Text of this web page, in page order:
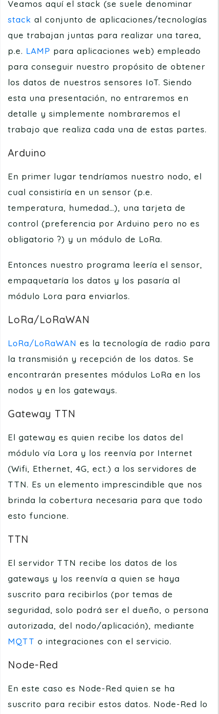
Veamos aquí el stack (se suele denominar
stack al conjunto de aplicaciones/tecnologías
que trabajan juntas para realizar una tarea,
p.e. LAMP para aplicaciones web) empleado
para conseguir nuestro propósito de obtener
los datos de nuestros sensores IoT. Siendo
esta una presentación, no entraremos en
detalle y simplemente nombraremos el
trabajo que realiza cada una de estas partes.
Arduino
En primer lugar tendríamos nuestro nodo, el
cual consistiría en un sensor (p.e.
temperatura, humedad…), una tarjeta de
control (preferencia por Arduino pero no es
obligatorio ?) y un módulo de LoRa.
Entonces nuestro programa leería el sensor,
empaquetaría los datos y los pasaría al
módulo Lora para enviarlos.
LoRa/LoRaWAN
LoRa/LoRaWAN es la tecnología de radio para
la transmisión y recepción de los datos. Se
encontrarán presentes módulos LoRa en los
nodos y en los gateways.
Gateway TTN
El gateway es quien recibe los datos del
módulo vía Lora y los reenvía por Internet
(Wifi, Ethernet, 4G, ect.) a los servidores de
TTN. Es un elemento imprescindible que nos
brinda la cobertura necesaria para que todo
esto funcione.
TTN
El servidor TTN recibe los datos de los
gateways y los reenvía a quien se haya
suscrito para recibirlos (por temas de
seguridad, solo podrá ser el dueño, o persona
autorizada, del nodo/aplicación), mediante
MQTT o integraciones con el servicio.
Node-Red
En este caso es Node-Red quien se ha
suscrito para recibir estos datos. Node-Red lo